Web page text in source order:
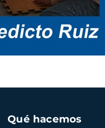
Qué hacemos